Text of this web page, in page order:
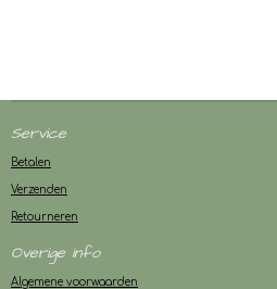
Service
Betalen
Verzenden
Retourneren
Overige info
Algemene voorwaarden